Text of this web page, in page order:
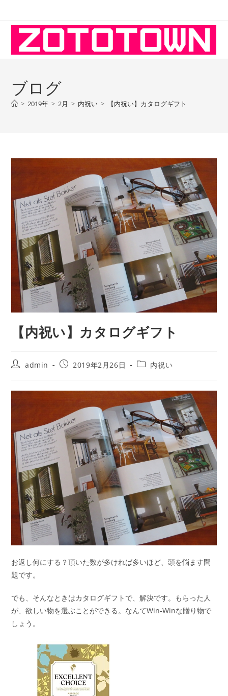
ブログ
> 2019年 > 2月 > 内祝い > 【内祝い】カタログギフト
【内祝い】カタログギフト
投
admin
投
開
2019年2月26日
投
テ
ゴ
リ
ー:
内祝い
お返し何にする？頂いた数が多ければ多いほど、頭を悩ます問
題です。
でも、そんなときはカタログギフトで、解決です。もらった人
が、欲しい物を選ぶことができる。なんてWin-Winな贈り物で
しょう。